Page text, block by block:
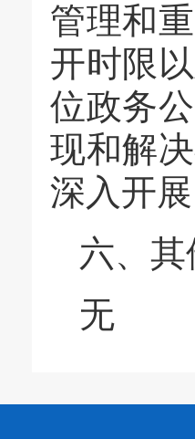
管理和
开时限
位政务
现和解
深入开展
六、
无